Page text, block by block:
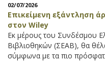
02/07/2026
Επικείμενη εξάντληση
στον Wiley
Εκ μέρους του Συνδέσμου
Βιβλιοθηκών (ΣΕΑΒ), θα
σύμφωνα με τα πιο